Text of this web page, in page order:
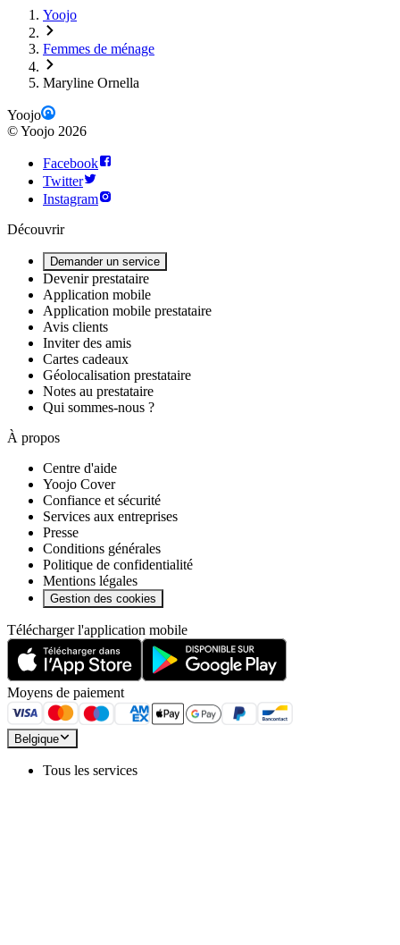
Yoojo
Femmes de ménage
Maryline Ornella
Yoojo
©Yoojo 2026
Facebook
Twitter
Instagram
Découvrir
Demander un service
Devenir prestataire
Application mobile
Application mobile prestataire
Avis clients
Inviter des amis
Cartes cadeaux
Géolocalisation prestataire
Notes au prestataire
Qui sommes-nous ?
À propos
Centre d'aide
Yoojo Cover
Confiance et sécurité
Services aux entreprises
Presse
Conditions générales
Politique de confidentialité
Mentions légales
Gestion des cookies
Télécharger l'application mobile
Moyens de paiement
Belgique
Tous les services